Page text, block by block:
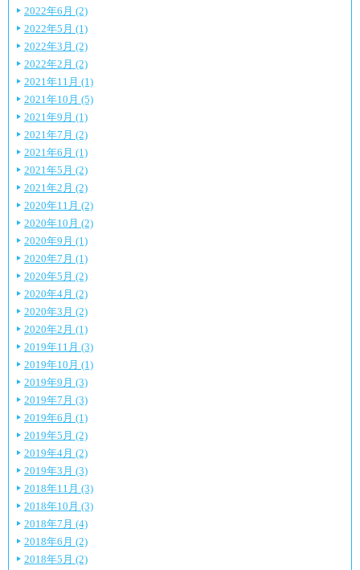
2022年6月 (2)
2022年5月 (1)
2022年3月 (2)
2022年2月 (2)
2021年11月 (1)
2021年10月 (5)
2021年9月 (1)
2021年7月 (2)
2021年6月 (1)
2021年5月 (2)
2021年2月 (2)
2020年11月 (2)
2020年10月 (2)
2020年9月 (1)
2020年7月 (1)
2020年5月 (2)
2020年4月 (2)
2020年3月 (2)
2020年2月 (1)
2019年11月 (3)
2019年10月 (1)
2019年9月 (3)
2019年7月 (3)
2019年6月 (1)
2019年5月 (2)
2019年4月 (2)
2019年3月 (3)
2018年11月 (3)
2018年10月 (3)
2018年7月 (4)
2018年6月 (2)
2018年5月 (2)